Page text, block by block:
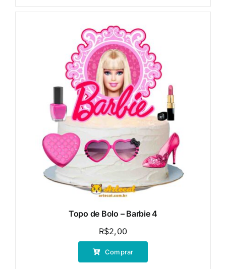
Topo de Bolo – Barbie 4
R$2,00
Comprar